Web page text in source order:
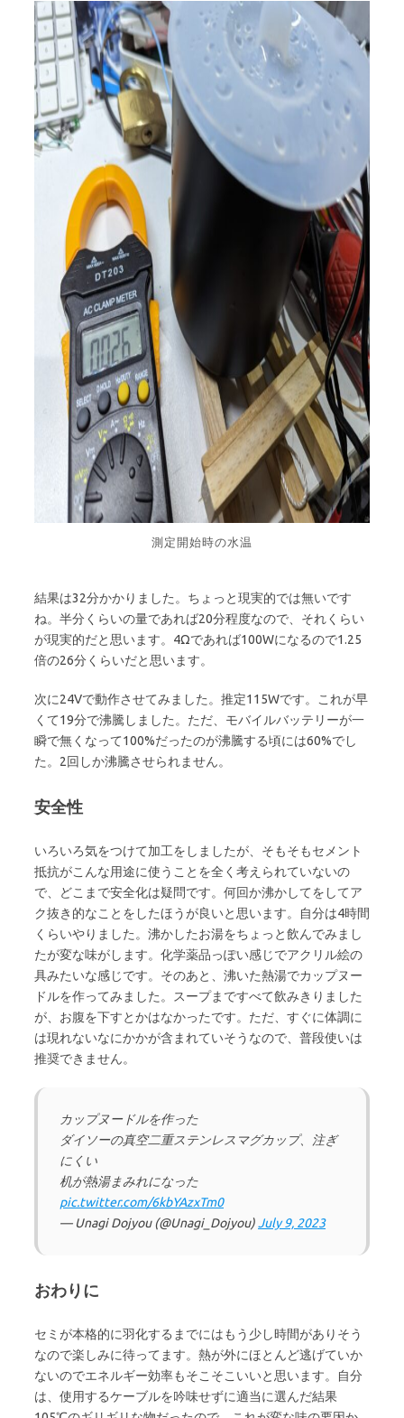
測定開始時の水温
結果は32分かかりました。ちょっと現実的では無いです
ね。半分くらいの量であれば20分程度なので、それくらい
が現実的だと思います。4Ωであれば100Wになるので1.25
倍の26分くらいだと思います。
次に24Vで動作させてみました。推定115Wです。これが早
くて19分で沸騰しました。ただ、モバイルバッテリーが一
瞬で無くなって100%だったのが沸騰する頃には60%でし
た。2回しか沸騰させられません。
安全性
いろいろ気をつけて加工をしましたが、そもそもセメント
抵抗がこんな用途に使うことを全く考えられていないの
で、どこまで安全化は疑問です。何回か沸かしてをしてア
ク抜き的なことをしたほうが良いと思います。自分は4時間
くらいやりました。沸かしたお湯をちょっと飲んでみまし
たが変な味がします。化学薬品っぽい感じでアクリル絵の
具みたいな感じです。そのあと、沸いた熱湯でカップヌー
ドルを作ってみました。スープまですべて飲みきりました
が、お腹を下すとかはなかったです。ただ、すぐに体調に
は現れないなにかかが含まれていそうなので、普段使いは
推奨できません。
カップヌードルを作った
ダイソーの真空二重ステンレスマグカップ、注ぎ
にくい
机が熱湯まみれになった
pic.twitter.com/6kbYAzxTm0
— Unagi Dojyou (@Unagi_Dojyou)July 9, 2023
おわりに
セミが本格的に羽化するまでにはもう少し時間がありそう
なので楽しみに待ってます。熱が外にほとんど逃げていか
ないのでエネルギー効率もそこそこいいと思います。自分
は、使用するケーブルを吟味せずに適当に選んだ結果